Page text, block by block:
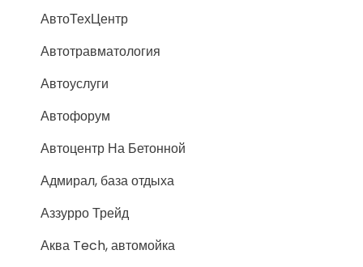
АвтоТехЦентр
Автотравматология
Автоуслуги
Автофорум
Автоцентр На Бетонной
Адмирал, база отдыха
Аззурро Трейд
Аква Tech, автомойка